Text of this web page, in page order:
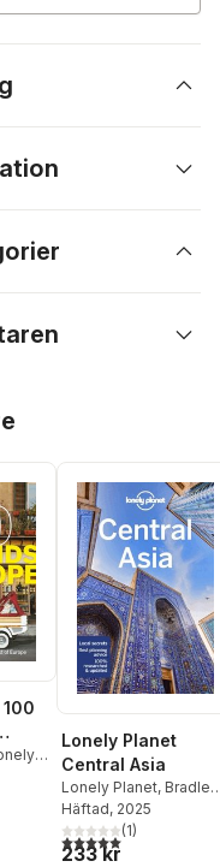
Lonely Planet
Central Asia
Lonely Planet, Bradley
Mayhew,Mark Elliott
Anna Kaminski
Stephen Lioy
Häftad, 2025
5,0utav 5 stjärnor.
(1)
233 kr